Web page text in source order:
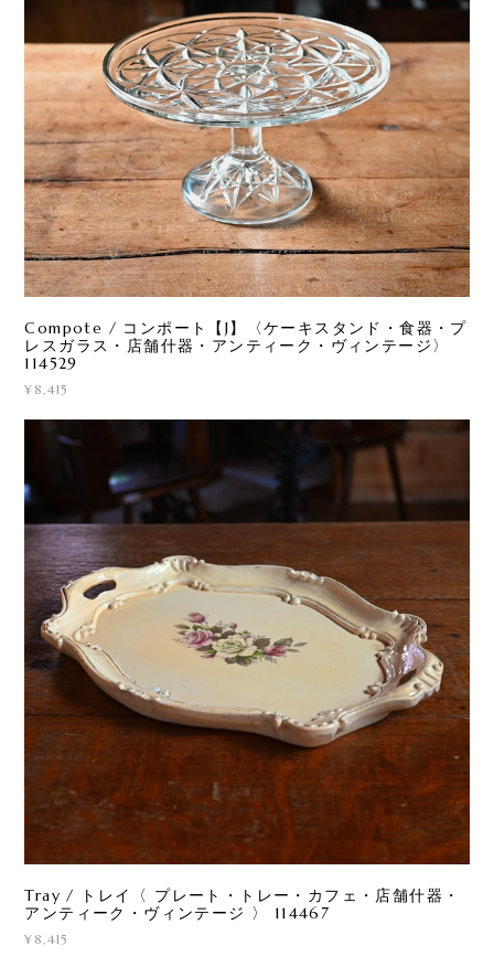
Compote / コンポート【J】〈ケーキスタンド・食器・プ
レスガラス・店舗什器・アンティーク・ヴィンテージ〉
114529
¥8,415
Tray / トレイ〈 プレート・トレー・カフェ・店舗什器・
アンティーク・ヴィンテージ 〉 114467
¥8,415